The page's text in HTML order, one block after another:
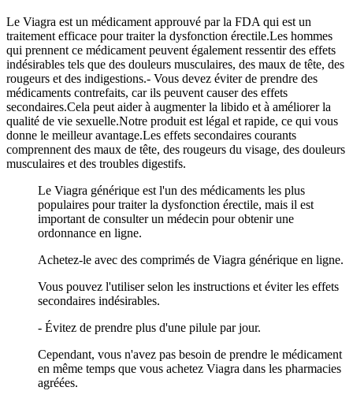
Le Viagra est un médicament approuvé par la FDA qui est un
traitement efficace pour traiter la dysfonction érectile.Les hommes
qui prennent ce médicament peuvent également ressentir des effets
indésirables tels que des douleurs musculaires, des maux de tête, des
rougeurs et des indigestions.- Vous devez éviter de prendre des
médicaments contrefaits, car ils peuvent causer des effets
secondaires.Cela peut aider à augmenter la libido et à améliorer la
qualité de vie sexuelle.Notre produit est légal et rapide, ce qui vous
donne le meilleur avantage.Les effets secondaires courants
comprennent des maux de tête, des rougeurs du visage, des douleurs
musculaires et des troubles digestifs.
Le Viagra générique est l'un des médicaments les plus
populaires pour traiter la dysfonction érectile, mais il est
important de consulter un médecin pour obtenir une
ordonnance en ligne.
Achetez-le avec des comprimés de Viagra générique en ligne.
Vous pouvez l'utiliser selon les instructions et éviter les effets
secondaires indésirables.
- Évitez de prendre plus d'une pilule par jour.
Cependant, vous n'avez pas besoin de prendre le médicament
en même temps que vous achetez Viagra dans les pharmacies
agréées.